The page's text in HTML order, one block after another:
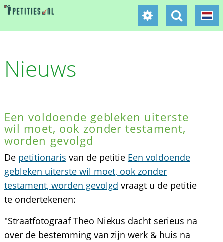
Nieuws
Een voldoende gebleken uiterste
wil moet, ook zonder testament,
worden gevolgd
De petitionaris van de petitie Een voldoende
gebleken uiterste wil moet, ook zonder
testament, worden gevolgd vraagt u de petitie
te ondertekenen:
"Straatfotograaf Theo Niekus dacht serieus na
over de bestemming van zijn werk & huis na